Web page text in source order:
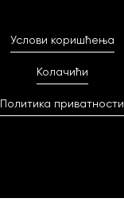
Услови коришћења
Колачићи
Политика приватности